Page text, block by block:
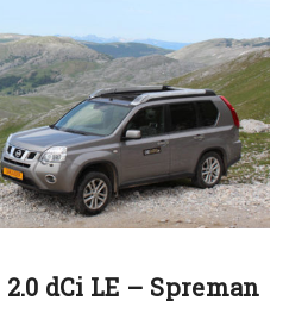
dCi LE – Spreman